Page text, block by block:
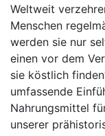
Weltweit
Menschen
werden sie nur
einen vor dem
sie köstlich
umfassende
Nahrungsmittel
unserer